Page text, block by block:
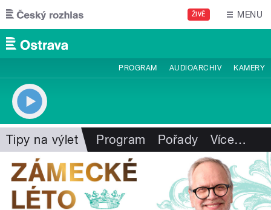
Přejít k hlavnímu obsahu
ŽIVĚ MENU
PROGRAM AUDIOARCHIV KAMERY
Tipy na výlet Program Pořady Více…